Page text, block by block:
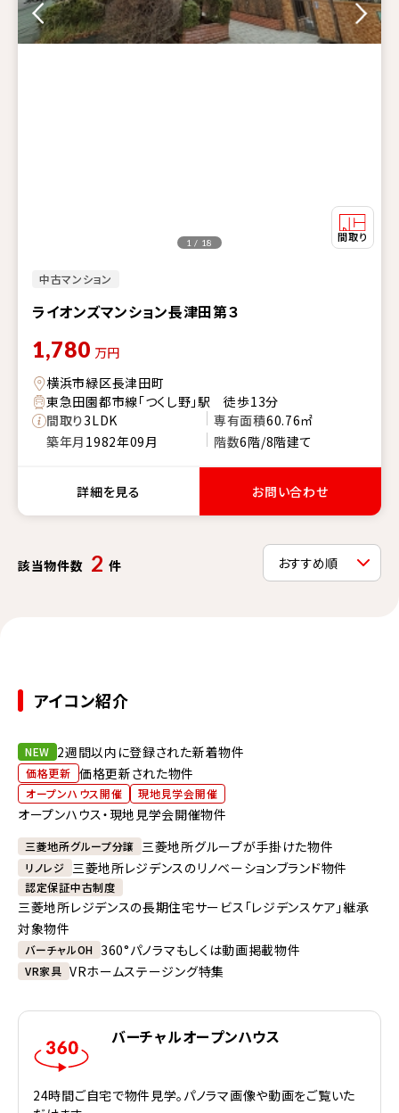
中古マンション
ライオンズマンション長津田第３
1 / 18
1,780 万円
横浜市緑区長津田町
東急田園都市線「つくし野」駅 徒歩13分
間取り3LDK 専有面積60.76㎡
築年月 1982年09月 階数6階/8階建て
詳細を見る お問い合わせ
該当物件数 2 件
アイコン紹介
NEW 2週間以内に登録された新着物件
価格更新 価格更新された物件
オープンハウス開催 現地見学会開催
オープンハウス・現地見学会開催物件
三菱地所グループ分譲 三菱地所グループが手掛けた物件
リノレジ 三菱地所レジデンスのリノベーションブランド物件
認定保証中古制度
三菱地所レジデンスの長期住宅サービス「レジデンスケア」継承
対象物件
バーチャルOH 360°パノラマもしくは動画掲載物件
VR家具 VRホームステージング特集
バーチャルオープンハウス
24時間ご自宅で物件見学。パノラマ画像や動画をご覧いた